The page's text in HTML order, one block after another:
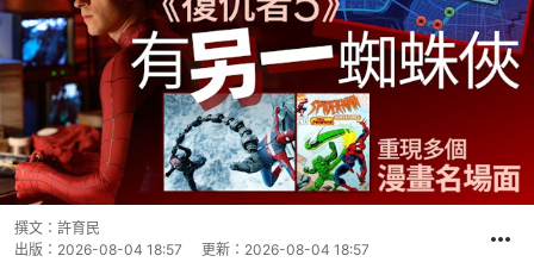
撰文： 許育民
出版： 2026-08-04 18:57 更新： 2026-08-04 18:57